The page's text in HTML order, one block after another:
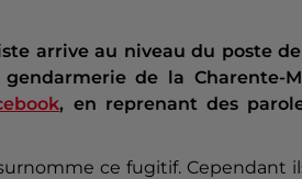
arrive au niveau du poste
de la Charente-
, en reprenant des
ce fugitif. Cependant